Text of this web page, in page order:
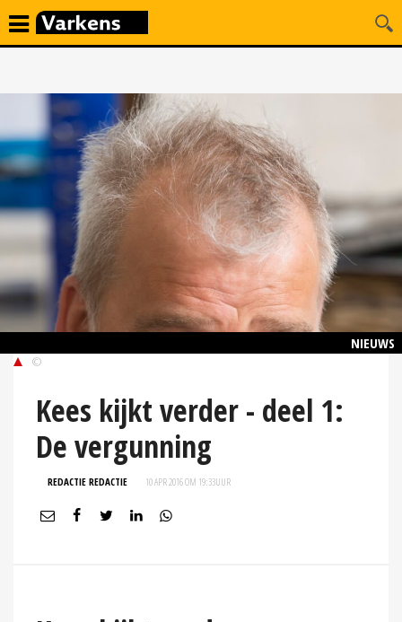
NIEUWS
©
Kees kijkt verder - deel 1:
De vergunning
REDACTIE REDACTIE 10 APR 2016 OM 19:33UUR